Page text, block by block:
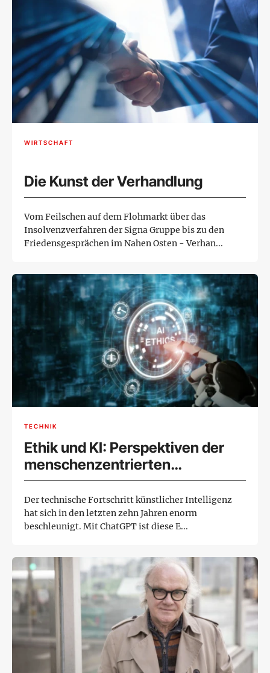
WIRTSCHAFT
Die Kunst der Verhandlung
Vom Feilschen auf dem Flohmarkt über das
Insolvenzverfahren der Signa Gruppe bis zu den
Friedensgesprächen im Nahen Osten - Verhan...
TECHNIK
Ethik und KI: Perspektiven der
menschenzentrierten
Technologieentwicklung
Der technische Fortschritt künstlicher Intelligenz
hat sich in den letzten zehn Jahren enorm
beschleunigt. Mit ChatGPT ist diese E...